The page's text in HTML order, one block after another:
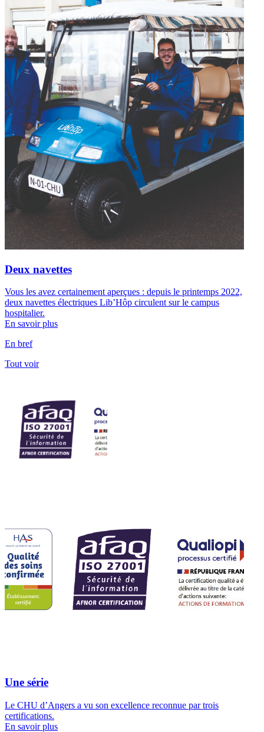
Deux navettes
Vous les avez certainement aperçues : depuis le printemps 2022,
deux navettes électriques Lib’Hôp circulent sur le campus
hospitalier.
En savoir plus
En bref
Tout voir
Une série
Le CHU d’Angers a vu son excellence reconnue par trois
certifications.
En savoir plus